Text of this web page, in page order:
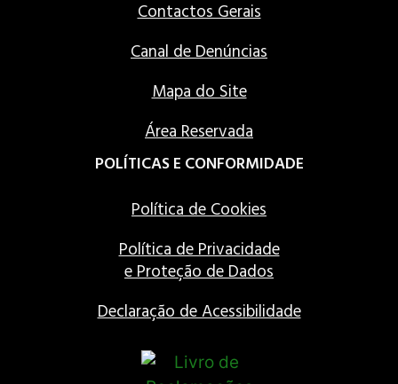
Contactos Gerais
Canal de Denúncias
Mapa do Site
Área Reservada
POLÍTICAS E CONFORMIDADE
Política de Cookies
Política de Privacidade
e Proteção de Dados
Declaração de Acessibilidade